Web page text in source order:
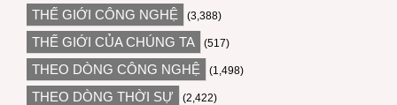
THẾ GIỚI CÔNG NGHỆ (3,388)
THẾ GIỚI CỦA CHÚNG TA (517)
THEO DÒNG CÔNG NGHỆ (1,498)
THEO DÒNG THỜI SỰ (2,422)